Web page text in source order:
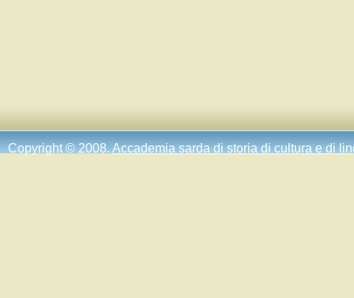
Copyright © 2008.Accademia sarda di storia di cultura e di